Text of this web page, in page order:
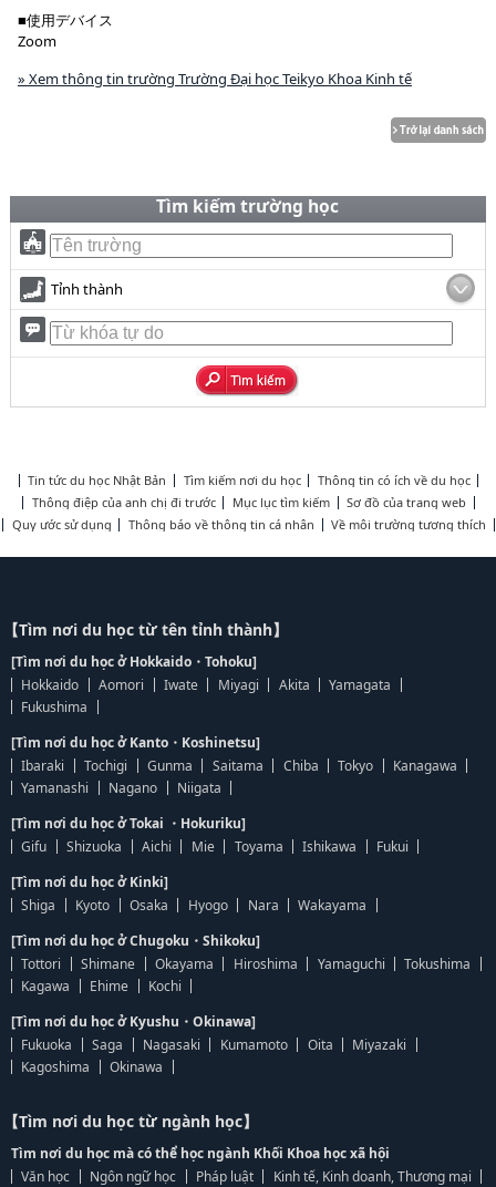
■使用デバイス
Zoom
» Xem thông tin trường Trường Đại học Teikyo Khoa Kinh tế
Tìm kiếm trường học
Tỉnh thành
Tin tức du học Nhật Bản Tìm kiếm nơi du học
Thông tin có ích về du học
Thông điệp của anh chị đi trước
Mục lục tìm kiếm
Sơ đồ của trang web
Quy ước sử dụng
Thông báo về thông tin cá nhân Về môi trường tương thích
【Tìm nơi du học từ tên tỉnh thành】
[Tìm nơi du học ở Hokkaido・Tohoku]
Hokkaido
Aomori Iwate Miyagi Akita
Yamagata
Fukushima
[Tìm nơi du học ở Kanto・Koshinetsu]
Ibaraki
Tochigi Gunma Saitama Chiba Tokyo
Kanagawa
Yamanashi
Nagano
Niigata
[Tìm nơi du học ở Tokai ・Hokuriku]
Gifu
Shizuoka Aichi Mie Toyama Ishikawa
Fukui
[Tìm nơi du học ở Kinki]
Shiga
Kyoto Osaka Hyogo Nara
Wakayama
[Tìm nơi du học ở Chugoku・Shikoku]
Tottori
Shimane Okayama Hiroshima Yamaguchi
Tokushima
Kagawa
Ehime
Kochi
[Tìm nơi du học ở Kyushu・Okinawa]
Fukuoka
Saga Nagasaki Kumamoto Oita
Miyazaki
Kagoshima
Okinawa
【Tìm nơi du học từ ngành học】
Tìm nơi du học mà có thể học ngành Khối Khoa học xã hội
Văn học
Ngôn ngữ học Pháp luật
Kinh tế, Kinh doanh, Thương mại